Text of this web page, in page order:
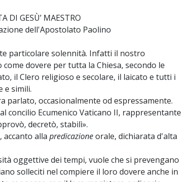
DI GESÙ’ MAESTRO
dell'Apostolato Paolino
particolare solennità. Infatti il nostro
dovere per tutta la Chiesa, secondo le
il Clero religioso e secolare, il laicato e tutti i
e simili.
parlato, occasionalmente od espressamente.
concilio Ecumenico Vaticano II, rappresentante
decretò, stabilì».
, accanto alla predicazioneorale, dichiarata d'alta
oggettive dei tempi, vuole che si prevengano
solleciti nel compiere il loro dovere anche in